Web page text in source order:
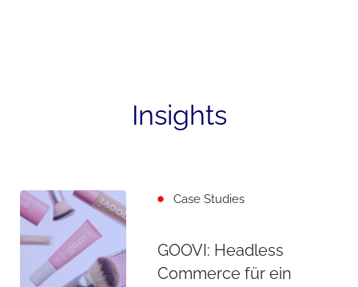
Insights
Case Studies
GOOVI: Headless
Commerce für ein